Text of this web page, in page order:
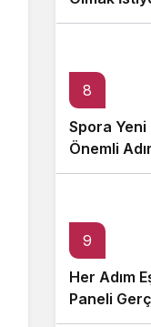
8
Spora
Önemli
9
Her Adım
Paneli